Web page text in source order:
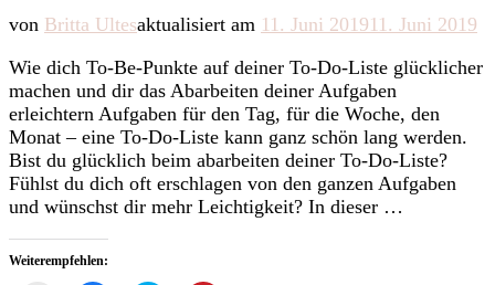
von Britta Ultesaktualisiert am 11. Juni 201911. Juni 2019
Wie dich To-Be-Punkte auf deiner To-Do-Liste glücklicher
machen und dir das Abarbeiten deiner Aufgaben
erleichtern Aufgaben für den Tag, für die Woche, den
Monat – eine To-Do-Liste kann ganz schön lang werden.
Bist du glücklich beim abarbeiten deiner To-Do-Liste?
Fühlst du dich oft erschlagen von den ganzen Aufgaben
und wünschst dir mehr Leichtigkeit? In dieser …
Weiterempfehlen: